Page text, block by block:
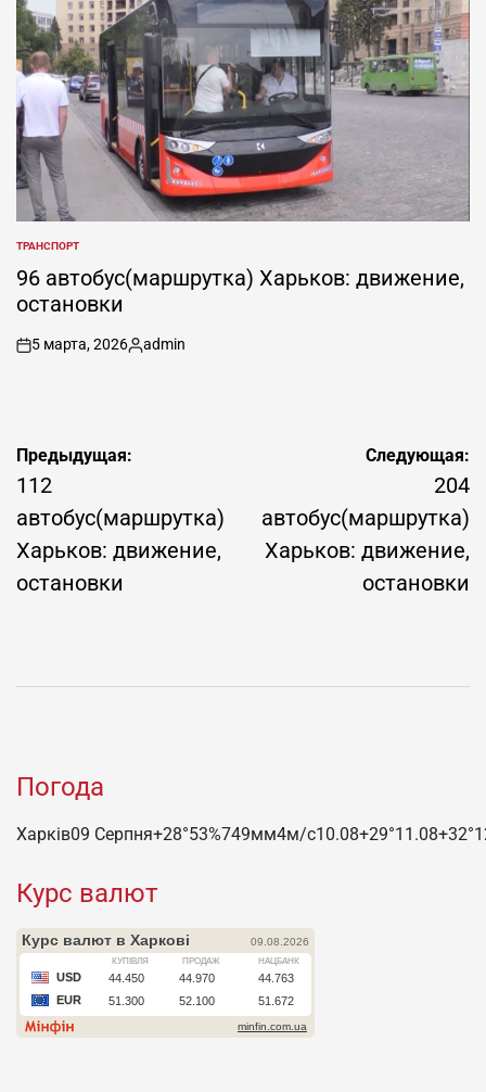
ОПУБЛИКОВАНО
В
ТРАНСПОРТ
96 автобус(маршрутка) Харьков: движение,
остановки
on
5 марта, 2026
Запись
admin
Навигация
по
записям
Предыдущая:
112
автобус(маршрутка)
Харьков: движение,
остановки
Следующая:
204
автобус(маршрутка)
Харьков: движение,
остановки
Погода
Харків09 Серпня+28°53%749мм4м/c10.08+29°11.08+32°
Курс валют